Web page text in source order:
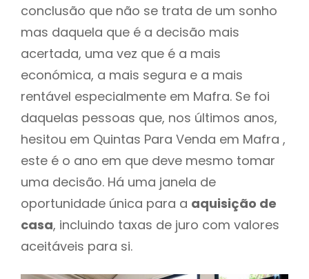
conclusão que não se trata de um sonho
mas daquela que é a decisão mais
acertada, uma vez que é a mais
económica, a mais segura e a mais
rentável especialmente em Mafra. Se foi
daquelas pessoas que, nos últimos anos,
hesitou em Quintas Para Venda em Mafra ,
este é o ano em que deve mesmo tomar
uma decisão. Há uma janela de
oportunidade única para a aquisição de
casa, incluindo taxas de juro com valores
aceitáveis para si.